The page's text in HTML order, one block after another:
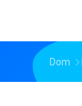
Dom